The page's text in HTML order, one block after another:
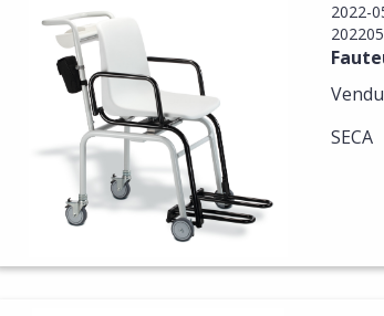
2022-
SECA